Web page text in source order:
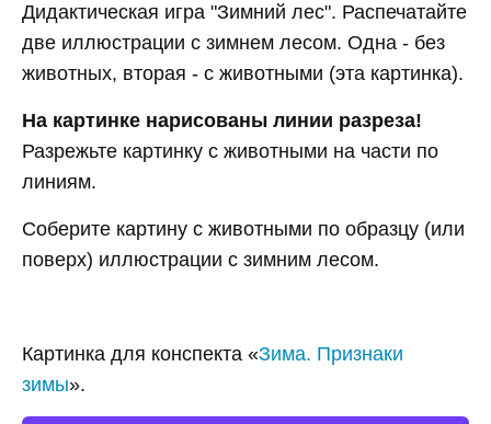
Дидактическая игра "Зимний лес". Распечатайте
две иллюстрации с зимнем лесом. Одна - без
животных, вторая - с животными (эта картинка).
На картинке нарисованы линии разреза!
Разрежьте картинку с животными на части по
линиям.
Соберите картину с животными по образцу (или
поверх) иллюстрации с зимним лесом.
Картинка для конспекта «Зима. Признаки
зимы».